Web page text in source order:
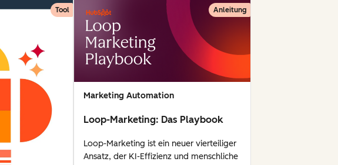
Tool Anleitung
Marketing Automation
Loop-Marketing: Das Playbook
Loop-Marketing ist ein neuer vierteiliger
Ansatz, der KI-Effizienz und menschliche